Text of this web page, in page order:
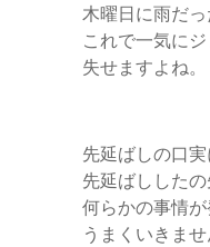
木曜日に雨だ
これで一気に
失せますよね。
先延ばしの口実
先延ばししたの
何らかの事情
うまくいきませ